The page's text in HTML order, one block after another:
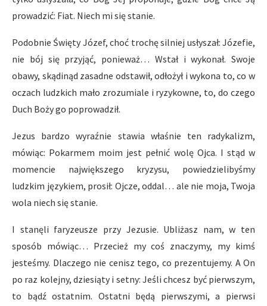
prowadzić: Fiat. Niech mi się stanie.
Podobnie Święty Józef, choć trochę silniej usłyszał: Józefie,
nie bój się przyjąć, ponieważ… Wstał i wykonał. Swoje
obawy, skądinąd zasadne odstawił, odłożył i wykona to, co w
oczach ludzkich mało zrozumiale i ryzykowne, to, do czego
Duch Boży go poprowadził.
Jezus bardzo wyraźnie stawia właśnie ten radykalizm,
mówiąc: Pokarmem moim jest pełnić wolę Ojca. I stąd w
momencie największego kryzysu, powiedzielibyśmy
ludzkim językiem, prosił: Ojcze, oddal… ale nie moja, Twoja
wola niech się stanie.
I stanęli faryzeusze przy Jezusie. Ubliżasz nam, w ten
sposób mówiąc… Przecież my coś znaczymy, my kimś
jesteśmy. Dlaczego nie cenisz tego, co prezentujemy. A On
po raz kolejny, dziesiąty i setny: Jeśli chcesz być pierwszym,
to bądź ostatnim. Ostatni będą pierwszymi, a pierwsi